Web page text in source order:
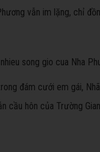
vẫn im lặng, chỉ
đám cưới em gái,
cầu hôn của Trường